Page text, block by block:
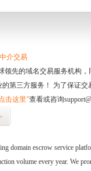
介交易
领先的域名交易服务机构
第三方服务！ 为了保证
击这里”查看或咨询
domain escrow service
volume every year. We